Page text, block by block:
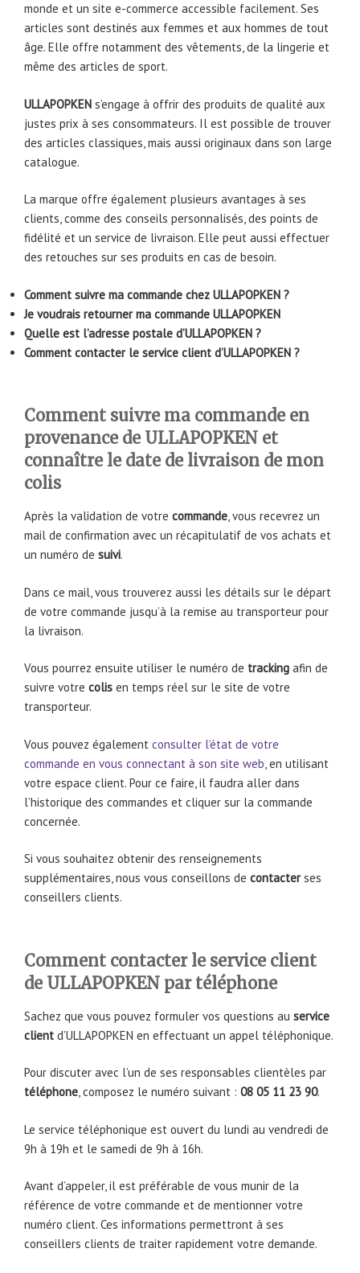
monde et un site e-commerce accessible facilement. Ses
articles sont destinés aux femmes et aux hommes de tout
âge. Elle offre notamment des vêtements, de la lingerie et
même des articles de sport.
ULLAPOPKEN s’engage à offrir des produits de qualité aux
justes prix à ses consommateurs. Il est possible de trouver
des articles classiques, mais aussi originaux dans son large
catalogue.
La marque offre également plusieurs avantages à ses
clients, comme des conseils personnalisés, des points de
fidélité et un service de livraison. Elle peut aussi effectuer
des retouches sur ses produits en cas de besoin.
Comment suivre ma commande chez ULLAPOPKEN ?
Je voudrais retourner ma commande ULLAPOPKEN
Quelle est l’adresse postale d’ULLAPOPKEN ?
Comment contacter le service client d’ULLAPOPKEN ?
Comment suivre ma commande en
provenance de ULLAPOPKEN et
connaître le date de livraison de mon
colis
Après la validation de votre commande, vous recevrez un
mail de confirmation avec un récapitulatif de vos achats et
un numéro de suivi.
Dans ce mail, vous trouverez aussi les détails sur le départ
de votre commande jusqu’à la remise au transporteur pour
la livraison.
Vous pourrez ensuite utiliser le numéro de tracking afin de
suivre votre colis en temps réel sur le site de votre
transporteur.
Vous pouvez également consulter l’état de votre
commande en vous connectant à son site web , en utilisant
votre espace client. Pour ce faire, il faudra aller dans
l’historique des commandes et cliquer sur la commande
concernée.
Si vous souhaitez obtenir des renseignements
supplémentaires, nous vous conseillons de contacterses
conseillers clients.
Comment contacter le service client
de ULLAPOPKEN par téléphone
Sachez que vous pouvez formuler vos questions au service
client d’ULLAPOPKEN en effectuant un appel téléphonique.
Pour discuter avec l’un de ses responsables clientèles par
téléphone, composez le numéro suivant : 08 05 11 23 90.
Le service téléphonique est ouvert du lundi au vendredi de
9h à 19h et le samedi de 9h à 16h.
Avant d’appeler, il est préférable de vous munir de la
référence de votre commande et de mentionner votre
numéro client. Ces informations permettront à ses
conseillers clients de traiter rapidement votre demande.